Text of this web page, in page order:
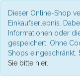
Dieser Online-Shop
Einkaufserlebnis.
Informationen oder
gespeichert. Ohne
Shops eingeschränkt.
Sie bitte hier.